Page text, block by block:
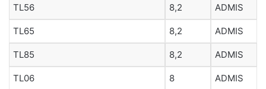
TL56 8,2 ADMIS
TL65 8,2 ADMIS
TL85 8,2 ADMIS
TL06 8 ADMIS